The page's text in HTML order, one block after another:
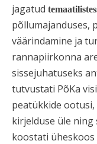
jagatud
põllumajanduses,
väärindamine ja
rannapiirkonna
sissejuhatuseks
tutvustati PõKa
peatükkide
kirjelduse üle ning
koostati